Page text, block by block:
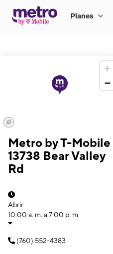
Metro by T-Mobile
13738 Bear Valley
Rd
Abrir
10:00 a. m. a 7:00 p. m.
(760) 552-4383